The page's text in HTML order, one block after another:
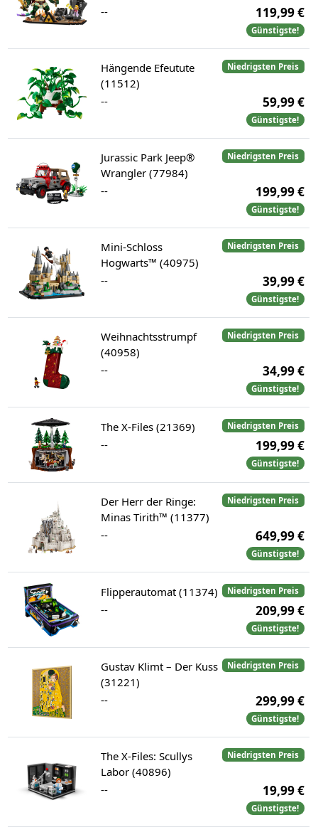
--
119,99 €
Günstigste!
Niedrigsten Preis
Hängende Efeutute
(11512)
--
59,99 €
Günstigste!
Niedrigsten Preis
Jurassic Park Jeep®
Wrangler (77984)
--
199,99 €
Günstigste!
Niedrigsten Preis
Mini-Schloss
Hogwarts™ (40975)
--
39,99 €
Günstigste!
Niedrigsten Preis
Weihnachtsstrumpf
(40958)
--
34,99 €
Günstigste!
Niedrigsten Preis
The X-Files (21369)
--
199,99 €
Günstigste!
Niedrigsten Preis
Der Herr der Ringe:
Minas Tirith™ (11377)
--
649,99 €
Günstigste!
Niedrigsten Preis
Flipperautomat (11374)
--
209,99 €
Günstigste!
Niedrigsten Preis
Gustav Klimt – Der Kuss
(31221)
--
299,99 €
Günstigste!
Niedrigsten Preis
The X-Files: Scullys
Labor (40896)
--
19,99 €
Günstigste!